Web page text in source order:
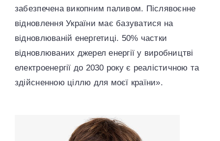
забезпечена викопним паливом. Післявоєнне
відновлення України має базуватися на
відновлюваній енергетиці. 50% частки
відновлюваних джерел енергії у виробництві
електроенергії до 2030 року є реалістичною та
здійсненною ціллю для моєї країни».